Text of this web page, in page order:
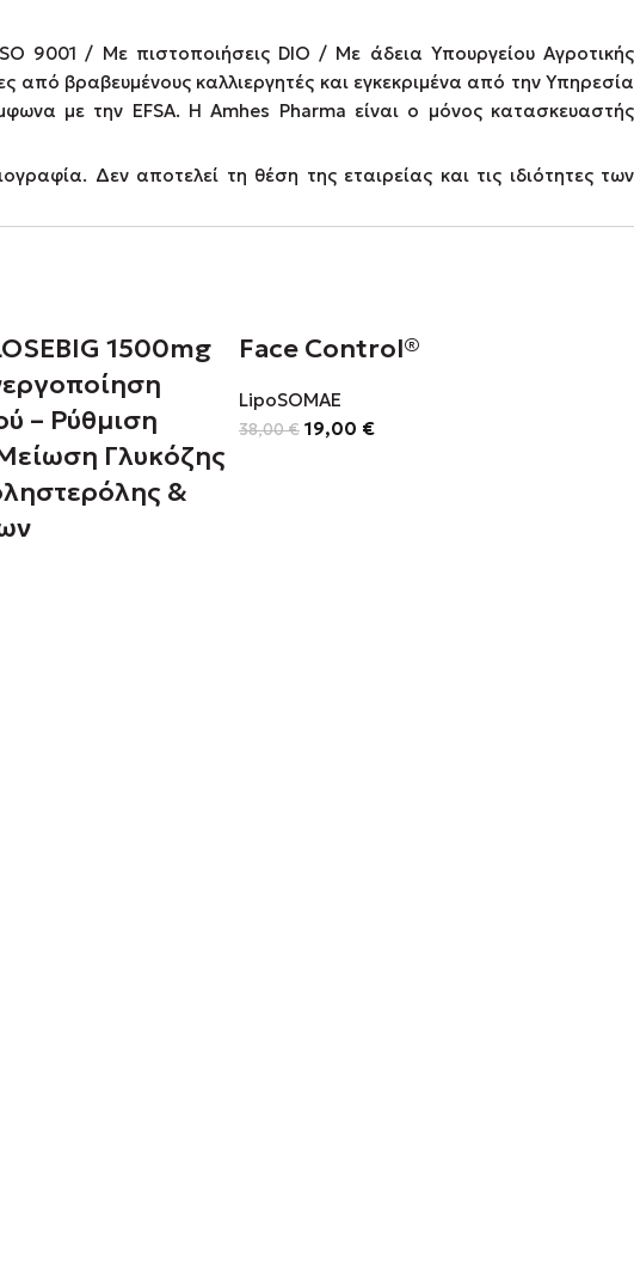
9001 / Με πιστοποιήσεις DIO / Με άδεια Υπουργείου Αγροτικής
βραβευμένους καλλιεργητές και εγκεκριμένα από την Υπηρεσία
με την EFSA. Η Amhes Pharma είναι ο μόνος κατασκευαστής
Δεν αποτελεί τη θέση της εταιρείας και τις ιδιότητες των
1500mg
– Ρύθμιση
Γλυκόζης
&
Face Control®
LipoSOMAE
38,00€ 19,00 €